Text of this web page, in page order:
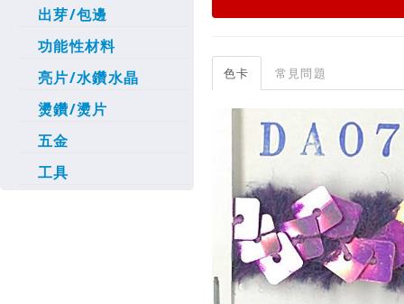
出芽/包邊
功能性材料
亮片/水鑽水晶
燙鑽/燙片
五金
工具
色卡 常見問題